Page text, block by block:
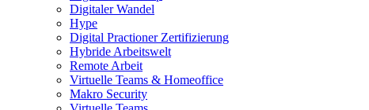
Digitaler Wandel
Hype
Digital Practioner Zertifizierung
Hybride Arbeitswelt
Remote Arbeit
Virtuelle Teams & Homeoffice
Makro Security